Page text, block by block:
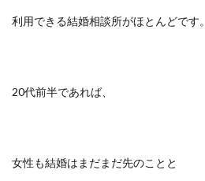
利用できる結婚相談所がほとんどです。
20代前半であれば、
女性も結婚はまだまだ先のことと